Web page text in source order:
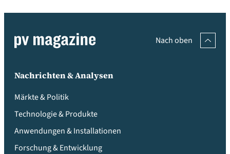
Nach oben
Nachrichten & Analysen
Märkte & Politik
Technologie & Produkte
Anwendungen & Installationen
Forschung & Entwicklung